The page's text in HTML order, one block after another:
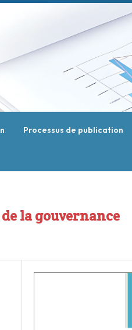
Processus de publication
la gouvernance